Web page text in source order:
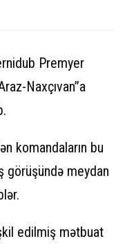
Premyer
Naxçıvan”a
komandaların bu
görüşündə meydan
edilmiş mətbuat